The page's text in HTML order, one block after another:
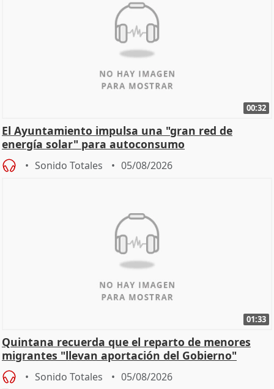
00:32
El Ayuntamiento impulsa una "gran red de
energía solar" para autoconsumo
Sonido Totales 05/08/2026
01:33
Quintana recuerda que el reparto de menores
migrantes "llevan aportación del Gobierno"
central
Sonido Totales 05/08/2026